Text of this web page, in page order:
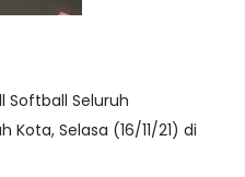
Softball Seluruh
Selasa (16/11/21) di